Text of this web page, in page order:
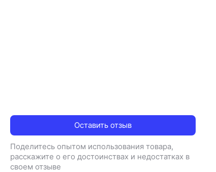
Оставить отзыв
Поделитесь опытом использования товара,
расскажите о его достоинствах и недостатках в
своем отзыве